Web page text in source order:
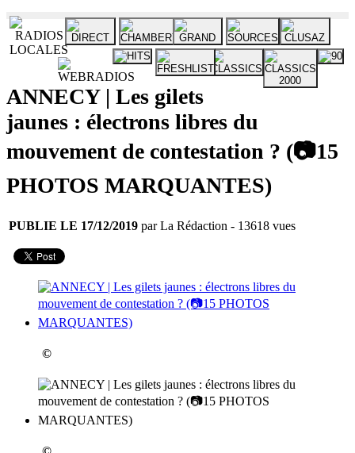
ANNECY | Les gilets
jaunes : électrons libres du
mouvement de contestation ? (📷15
PHOTOS MARQUANTES)
PUBLIE LE 17/12/2019 par La Rédaction - 13618 vues
©